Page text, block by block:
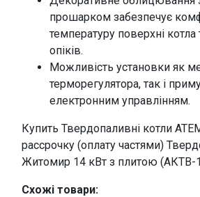
прошарком забезпечує
температуру поверхні
опіків.
Можливість установки як
терморегулятора, так і
електронним управлінням.
Купить Твердопаливні котли
рассрочку (оплату частями)
Житомир 14 кВт з плитою
Схожі товари: